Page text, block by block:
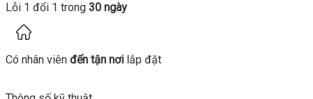
Lỗi 1 đổi 1 trong 30 ngày
Có nhân viên đến tận nơi lắp đặt